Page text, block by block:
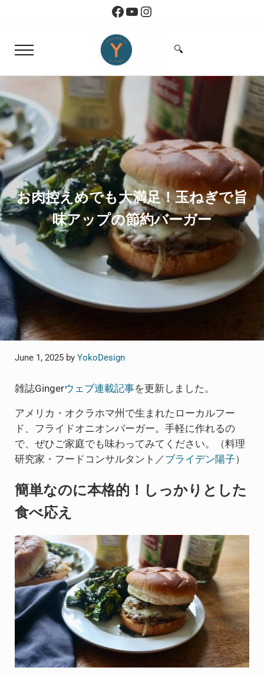
Skip to header right navigationFacebook
YouTube
Instagram
Menu
Yoko Design Kitchen
Search...
🔍
お肉控えめでも大満足！玉ねぎで旨
味アップの節約バーガー
June 1, 2025 by YokoDesign
雑誌Gingerウェブ連載記事を更新しました。
アメリカ・オクラホマ州で生まれたローカルフー
ド、フライドオニオンバーガー。手軽に作れるの
で、ぜひご家庭でも味わってみてください。（料理
研究家・フードコンサルタント／ブライデン陽子）
簡単なのに本格的！しっかりとした
食べ応え